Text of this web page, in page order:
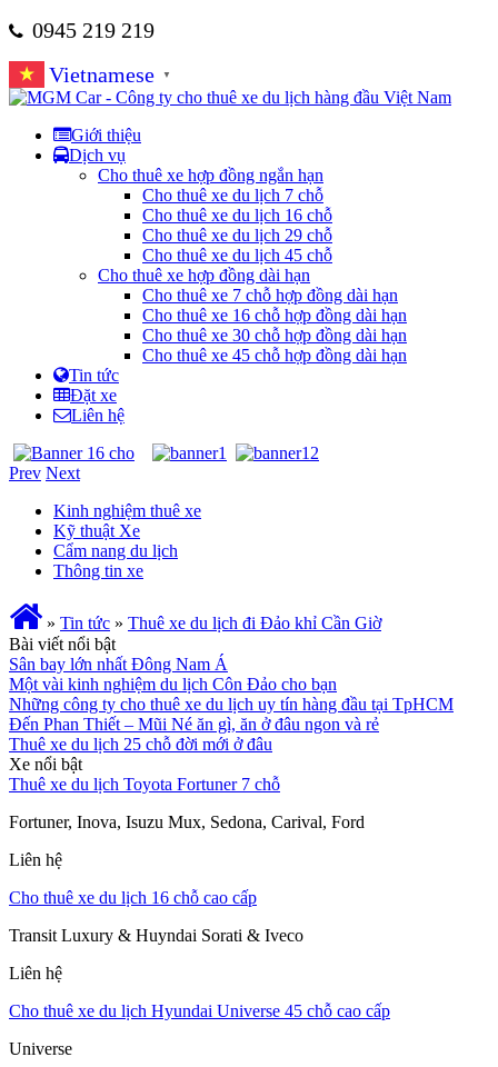
0945 219 219
Vietnamese
▼
Giới thiệu
Dịch vụ
Cho thuê xe hợp đồng ngắn hạn
Cho thuê xe du lịch 7 chỗ
Cho thuê xe du lịch 16 chỗ
Cho thuê xe du lịch 29 chỗ
Cho thuê xe du lịch 45 chỗ
Cho thuê xe hợp đồng dài hạn
Cho thuê xe 7 chỗ hợp đồng dài hạn
Cho thuê xe 16 chỗ hợp đồng dài hạn
Cho thuê xe 30 chỗ hợp đồng dài hạn
Cho thuê xe 45 chỗ hợp đồng dài hạn
Tin tức
Đặt xe
Liên hệ
Prev Next
Kinh nghiệm thuê xe
Kỹ thuật Xe
Cẩm nang du lịch
Thông tin xe
» Tin tức » Thuê xe du lịch đi Đảo khỉ Cần Giờ
Bài viết nổi bật
Sân bay lớn nhất Đông Nam Á
Một vài kinh nghiệm du lịch Côn Đảo cho bạn
Những công ty cho thuê xe du lịch uy tín hàng đầu tại TpHCM
Đến Phan Thiết – Mũi Né ăn gì, ăn ở đâu ngon và rẻ
Thuê xe du lịch 25 chỗ đời mới ở đâu
Xe nổi bật
Thuê xe du lịch Toyota Fortuner 7 chỗ
Fortuner, Inova, Isuzu Mux, Sedona, Carival, Ford
Liên hệ
Cho thuê xe du lịch 16 chỗ cao cấp
Transit Luxury & Huyndai Sorati & Iveco
Liên hệ
Cho thuê xe du lịch Hyundai Universe 45 chỗ cao cấp
Universe